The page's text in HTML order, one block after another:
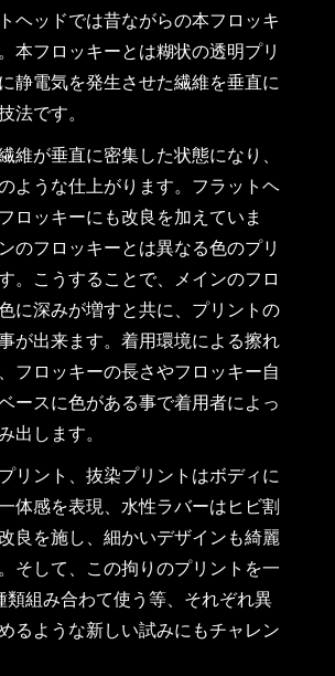
ヘッドでは昔ながらの本フロッキ
本フロッキーとは糊状の透明プリ
静電気を発生させた繊維を垂直に
法です。
維が垂直に密集した状態になり、
ような仕上がります。フラットヘ
ロッキーにも改良を加えていま
のフロッキーとは異なる色のプリ
。こうすることで、メインのフロ
に深みが増すと共に、プリントの
が出来ます。着用環境による擦れ
フロッキーの長さやフロッキー自
ースに色がある事で着用者によっ
出します。
リント、抜染プリントはボディに
体感を表現、水性ラバーはヒビ割
良を施し、細かいデザインも綺麗
そして、この拘りのプリントを一
類組み合わて使う等、それぞれ異
るような新しい試みにもチャレン